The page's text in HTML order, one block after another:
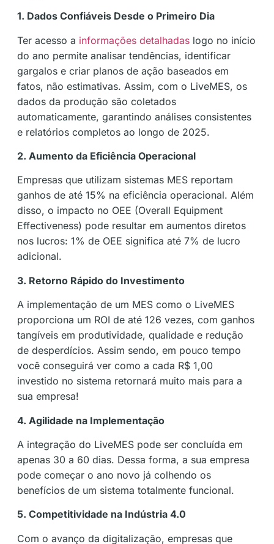
1. Dados Confiáveis Desde o Primeiro Dia
Ter acesso a informações detalhadas logo no início
do ano permite analisar tendências, identificar
gargalos e criar planos de ação baseados em
fatos, não estimativas. Assim, com o LiveMES, os
dados da produção são coletados
automaticamente, garantindo análises consistentes
e relatórios completos ao longo de 2025​​.
2. Aumento da Eficiência Operacional
Empresas que utilizam sistemas MES reportam
ganhos de até 15% na eficiência operacional. Além
disso, o impacto no OEE (Overall Equipment
Effectiveness) pode resultar em aumentos diretos
nos lucros: 1% de OEE significa até 7% de lucro
adicional​​.
3. Retorno Rápido do Investimento
A implementação de um MES como o LiveMES
proporciona um ROI de até 126 vezes, com ganhos
tangíveis em produtividade, qualidade e redução
de desperdícios​. Assim sendo, em pouco tempo
você conseguirá ver como a cada R$ 1,00
investido no sistema retornará muito mais para a
sua empresa!
4. Agilidade na Implementação
A integração do LiveMES pode ser concluída em
apenas 30 a 60 dias. Dessa forma, a sua empresa
pode começar o ano novo já colhendo os
benefícios de um sistema totalmente funcional​​.
5. Competitividade na Indústria 4.0
Com o avanço da digitalização, empresas que